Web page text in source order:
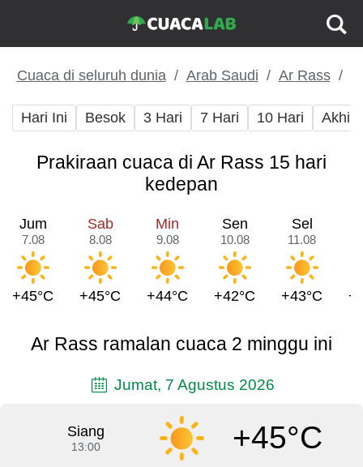
Cuaca di seluruh dunia Arab Saudi Ar Rass
Hari Ini Besok 3 Hari 7 Hari 10 Hari Akhir
Prakiraan cuaca di Ar Rass 15 hari
kedepan
Jum
7.08
+45°C
Sab
8.08
+45°C
Min
9.08
+44°C
Sen
10.08
+42°C
Sel
11.08
+43°C
Ar Rass ramalan cuaca 2 minggu ini
Jumat, 7 Agustus 2026
Siang
13:00 +45°C